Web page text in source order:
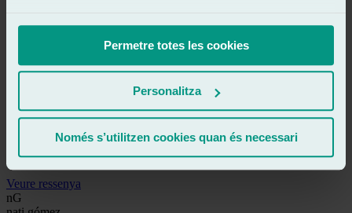
Permetre totes les cookies
Personalitza
Només s’utilitzen cookies quan és necessari
Veure ressenya
Ressenya de
Google
arreglaron un problema que no tenía que ver con ellos!
Absolutamente contento!
Veure ressenya
nG